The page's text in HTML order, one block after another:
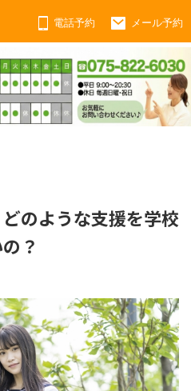
電話予約 メール予約
どのような支援を学校
？